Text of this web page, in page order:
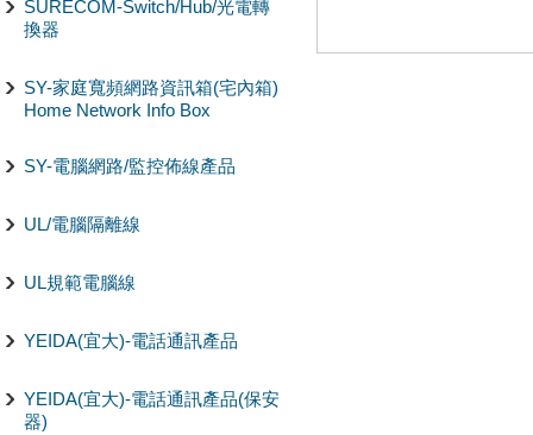
SURECOM-Switch/Hub/光電轉
換器
SY-家庭寬頻網路資訊箱(宅內箱)
Home Network Info Box
SY-電腦網路/監控佈線產品
UL/電腦隔離線
UL規範電腦線
YEIDA(宜大)-電話通訊產品
YEIDA(宜大)-電話通訊產品(保安
器)